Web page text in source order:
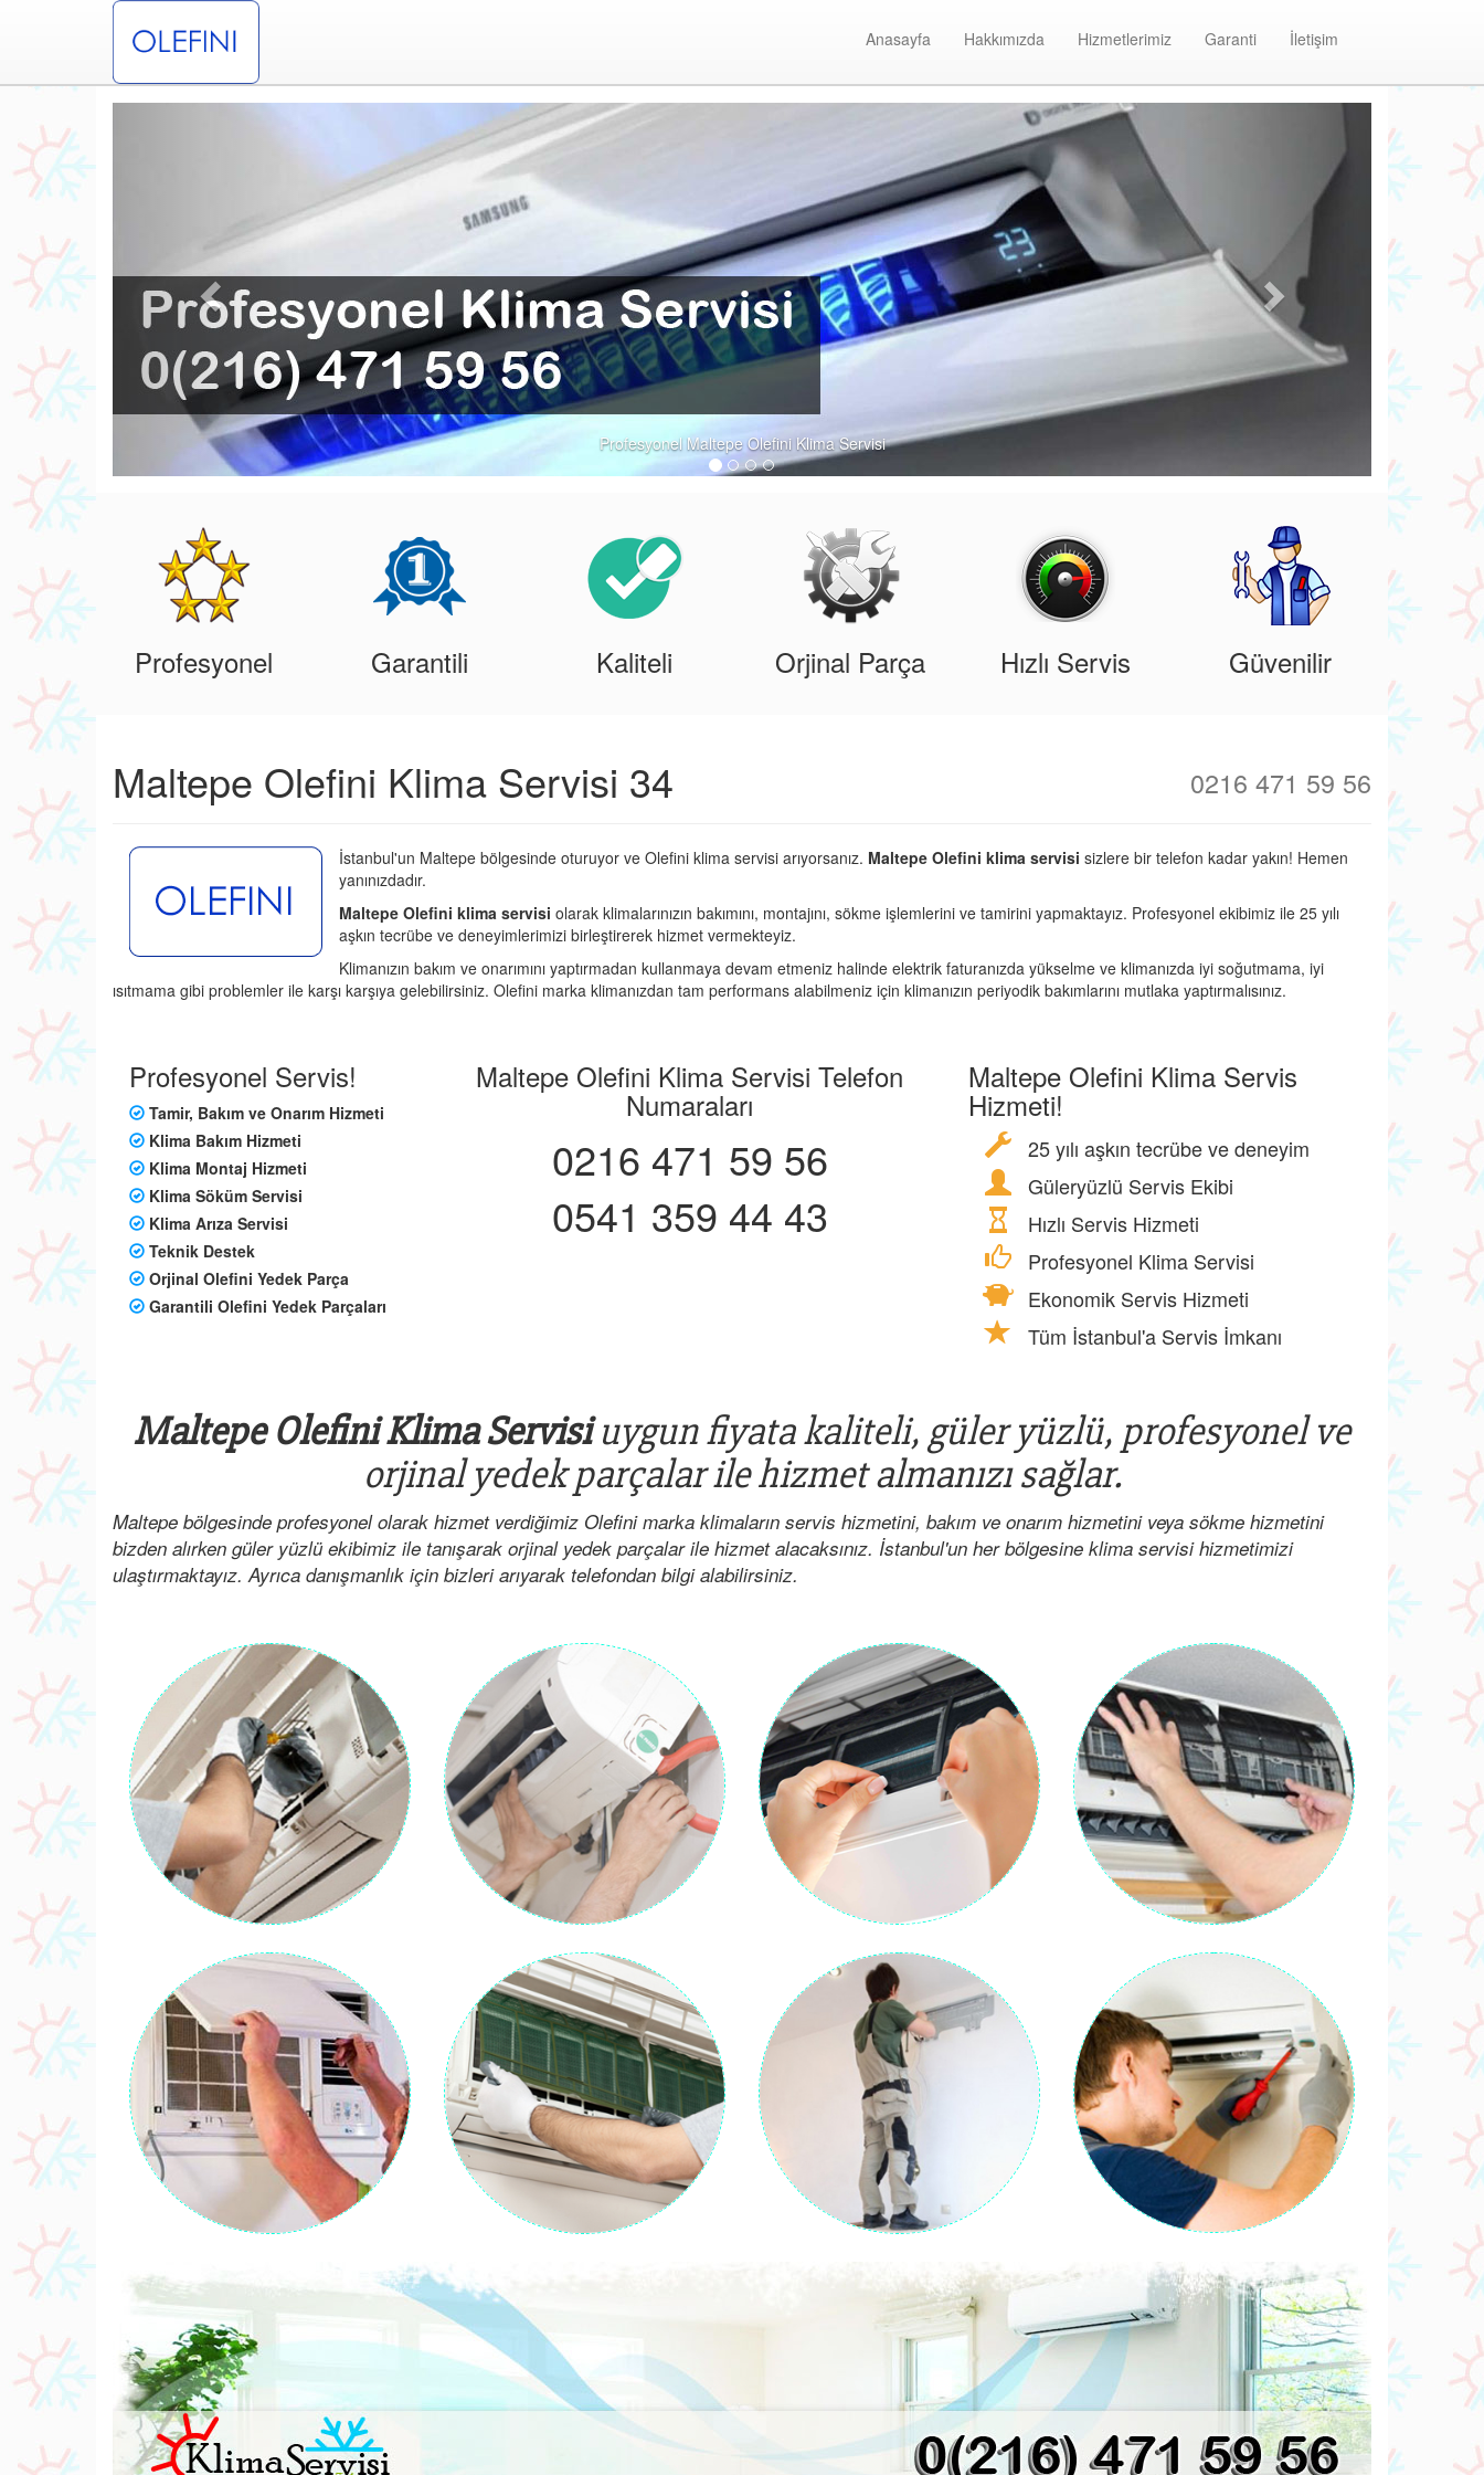
Anasayfa Hakkımızda Hizmetlerimiz Garanti İletişim
Maltepe Olefini Klima Servisi
Profesyonel Garantili Kaliteli Orjinal Parça Hızlı Servis Güvenilir
Maltepe Olefini Klima Servisi 34 0216 471 59 56
İstanbul'un Maltepe bölgesinde oturuyor ve Olefini klima servisi arıyorsanız. Maltepe Olefini klima servisi sizlere bir telefon kadar yakın! Hemen
yanınızdadır.
Maltepe Olefini klima servisi olarak klimalarınızın bakımını, montajını, sökme işlemlerini ve tamirini yapmaktayız. Profesyonel ekibimiz ile 25 yılı
aşkın tecrübe ve deneyimlerimizi birleştirerek hizmet vermekteyiz.
Klimanızın bakım ve onarımını yaptırmadan kullanmaya devam etmeniz halinde elektrik faturanızda yükselme ve klimanızda iyi soğutmama, iyi
ısıtmama gibi problemler ile karşı karşıya gelebilirsiniz. Olefini marka klimanızdan tam performans alabilmeniz için klimanızın periyodik bakımlarını mutlaka yaptırmalısınız.
Profesyonel Servis!
Tamir, Bakım ve Onarım Hizmeti
Klima Bakım Hizmeti
Klima Montaj Hizmeti
Klima Söküm Servisi
Klima Arıza Servisi
Teknik Destek
Orjinal Olefini Yedek Parça
Garantili Olefini Yedek Parçaları
Maltepe Olefini Klima Servisi Telefon
Numaraları
0216 471 59 56
0541 359 44 43
Maltepe Olefini Klima Servis
Hizmeti!
25 yılı aşkın tecrübe ve deneyim
Güleryüzlü Servis Ekibi
Hızlı Servis Hizmeti
Profesyonel Klima Servisi
Ekonomik Servis Hizmeti
Tüm İstanbul'a Servis İmkanı
Maltepe Olefini Klima Servisiuygun fiyata kaliteli, güler yüzlü, profesyonel ve
orjinal yedek parçalar ile hizmet almanızı sağlar.
Maltepe bölgesinde profesyonel olarak hizmet verdiğimiz Olefini marka klimaların servis hizmetini, bakım ve onarım hizmetini veya sökme hizmetini
bizden alırken güler yüzlü ekibimiz ile tanışarak orjinal yedek parçalar ile hizmet alacaksınız. İstanbul'un her bölgesine klima servisi hizmetimizi
ulaştırmaktayız. Ayrıca danışmanlık için bizleri arıyarak telefondan bilgi alabilirsiniz.